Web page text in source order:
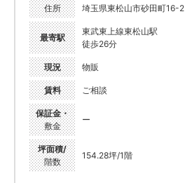
住所 埼玉県東松山市砂田町16-2
最寄駅
東武東上線東松山駅
徒歩26分
現況 物販
賃料 ご相談
保証金・
敷金
ー
坪面積/
階数
154.28坪/1階